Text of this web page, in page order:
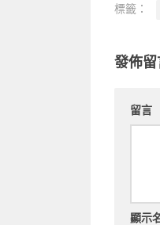
標籤：
發佈留
留言
顯示